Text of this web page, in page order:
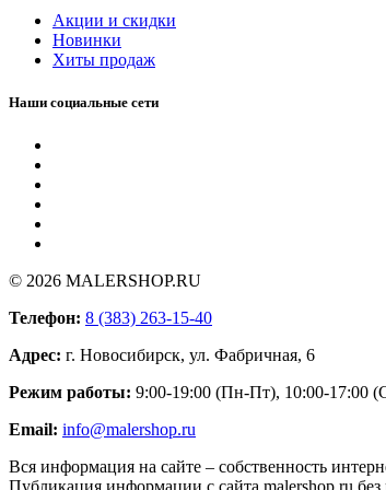
Акции и скидки
Новинки
Хиты продаж
Наши социальные сети
© 2026 MALERSHOP.RU
Телефон: 8 (383) 263-15-40
Адрес: г. Новосибирск, ул. Фабричная, 6
Режим работы: 9:00-19:00 (Пн-Пт), 10:00-17:00
Email: info@malershop.ru
Вся информация на сайте – собственность